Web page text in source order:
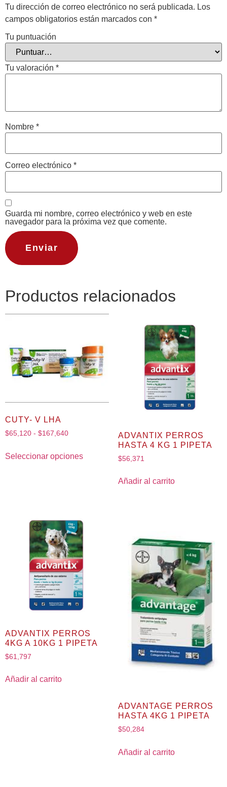
Tu dirección de correo electrónico no será publicada. Los
campos obligatorios están marcados con *
Tu puntuación
Tu valoración *
Nombre *
Correo electrónico *
Guarda mi nombre, correo electrónico y web en este
navegador para la próxima vez que comente.
Productos relacionados
CUTY- V LHA
$65,120 - $167,640
Seleccionar opciones
ADVANTIX PERROS
HASTA 4 KG 1 PIPETA
$56,371
Añadir al carrito
ADVANTIX PERROS
4KG A 10KG 1 PIPETA
$61,797
Añadir al carrito
ADVANTAGE PERROS
HASTA 4KG 1 PIPETA
$50,284
Añadir al carrito